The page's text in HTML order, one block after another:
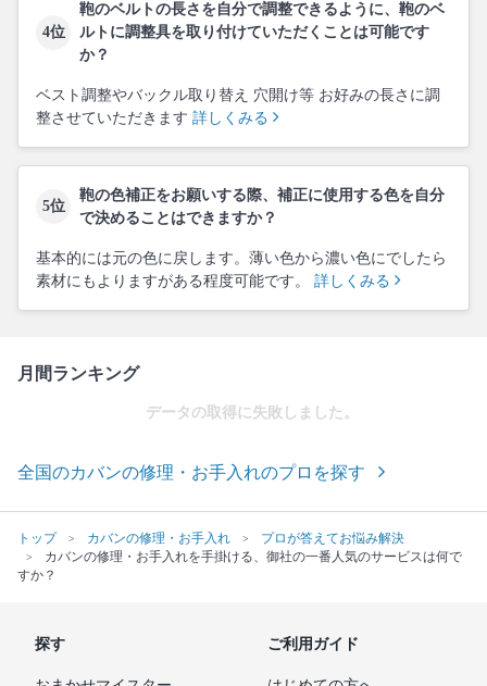
4位
鞄のベルトの長さを自分で調整できるように、鞄のベ
ルトに調整具を取り付けていただくことは可能です
か？
ベスト調整やバックル取り替え 穴開け等 お好みの長さに調
整させていただきます 詳しくみる
5位
鞄の色補正をお願いする際、補正に使用する色を自分
で決めることはできますか？
基本的には元の色に戻します。薄い色から濃い色にでしたら
素材にもよりますがある程度可能です。 詳しくみる
月間ランキング
データの取得に失敗しました。
全国のカバンの修理・お手入れのプロを探す
トップ カバンの修理・お手入れ
プロが答えてお悩み解決
カバンの修理・お手入れを手掛ける、御社の一番人気のサービスは何で
すか？
探す ご利用ガイド